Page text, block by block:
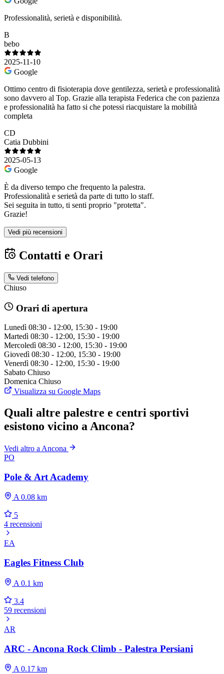
Professionalità, serietà e disponibilità.
B
bebo
2025-11-10
Google
Ottimo centro di fisioterapia dove gentilezza, serietà e professionalità
sono davvero al Top. Grazie alla terapista Federica che con pazienza
e professionalità ha fatto si che potessi riacquistare la mobilità
completa
CD
Catia Dubbini
2025-05-13
Google
È da diverso tempo che frequento la palestra.
Professionalità e serietà da parte di tutto lo staff.
Sei seguita in tutto, ti senti proprio "protetta".
Grazie!
Vedi più recensioni
Contatti e Orari
Vedi telefono
Chiuso
Orari di apertura
Lunedì 08:30 - 12:00, 15:30 - 19:00
Martedì 08:30 - 12:00, 15:30 - 19:00
Mercoledì 08:30 - 12:00, 15:30 - 19:00
Giovedì 08:30 - 12:00, 15:30 - 19:00
Venerdì 08:30 - 12:00, 15:30 - 19:00
Sabato Chiuso
Domenica Chiuso
Visualizza su Google Maps
Quali altre palestre e centri sportivi
esistono vicino a Ancona?
Vedi altro a Ancona
PO
Pole & Art Academy
A 0.08 km
5
4 recensioni
EA
Eagles Fitness Club
A 0.1 km
3.4
59 recensioni
AR
ARC - Ancona Rock Climb - Palestra Persiani
A 0.17 km